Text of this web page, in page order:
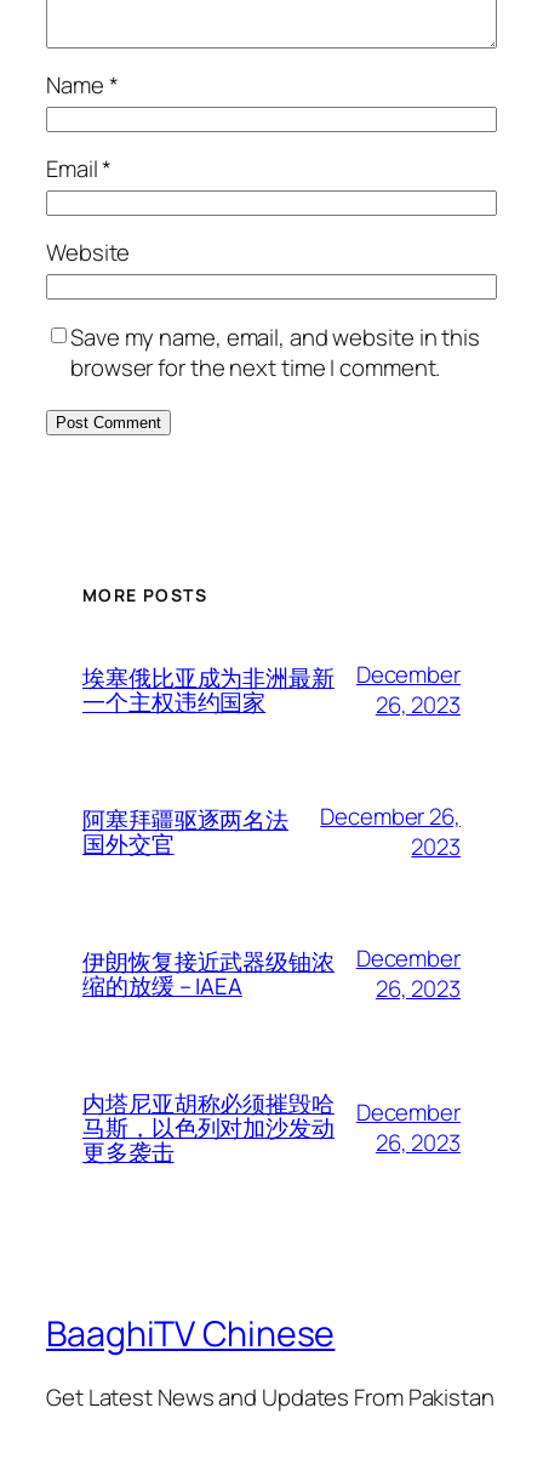
Name*
Email*
Website
Save my name, email, and website in this
browser for the next time I comment.
MORE POSTS
埃塞俄比亚成为非洲最新
一个主权违约国家
December
26, 2023
阿塞拜疆驱逐两名法
国外交官
December 26,
2023
伊朗恢复接近武器级铀浓
缩的放缓 – IAEA
December
26, 2023
内塔尼亚胡称必须摧毁哈
马斯，以色列对加沙发动
更多袭击
December
26, 2023
BaaghiTV Chinese
Get Latest News and Updates From Pakistan